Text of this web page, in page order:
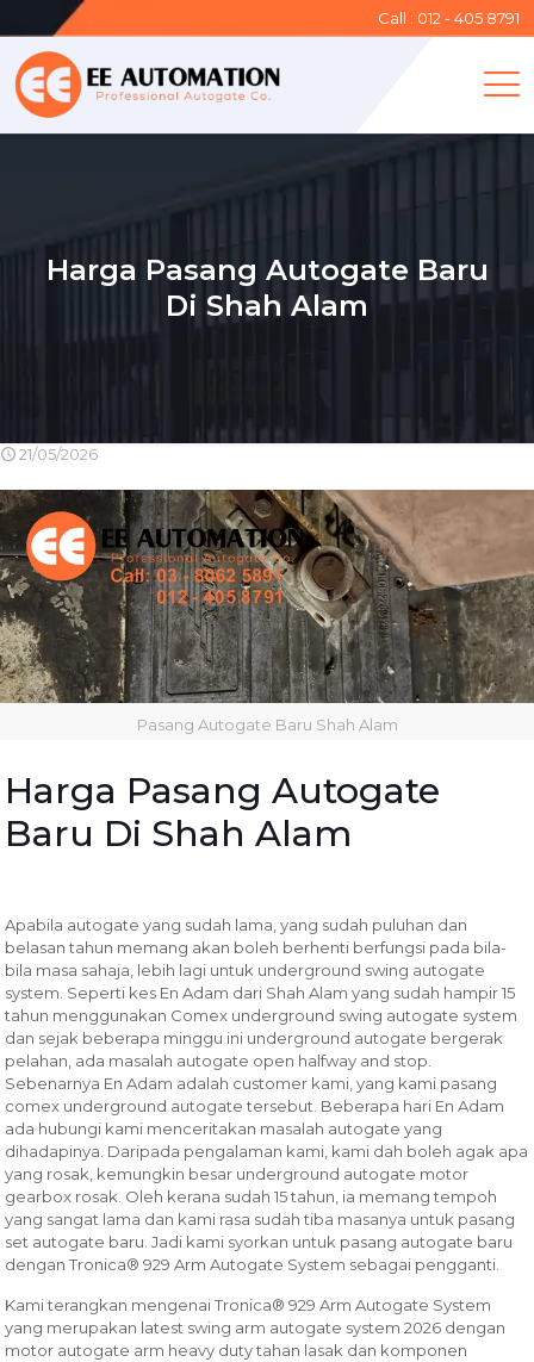
Call : 012 - 405 8791
Harga Pasang Autogate Baru
Di Shah Alam
21/05/2026
Pasang Autogate Baru Shah Alam
Harga Pasang Autogate
Baru Di Shah Alam
Apabila autogate yang sudah lama, yang sudah puluhan dan
belasan tahun memang akan boleh berhenti berfungsi pada bila-
bila masa sahaja, lebih lagi untuk underground swing autogate
system. Seperti kes En Adam dari Shah Alam yang sudah hampir 15
tahun menggunakan Comex underground swing autogate system
dan sejak beberapa minggu ini underground autogate bergerak
pelahan, ada masalah autogate open halfway and stop.
Sebenarnya En Adam adalah customer kami, yang kami pasang
comex underground autogate tersebut. Beberapa hari En Adam
ada hubungi kami menceritakan masalah autogate yang
dihadapinya. Daripada pengalaman kami, kami dah boleh agak apa
yang rosak, kemungkin besar underground autogate motor
gearbox rosak. Oleh kerana sudah 15 tahun, ia memang tempoh
yang sangat lama dan kami rasa sudah tiba masanya untuk pasang
set autogate baru. Jadi kami syorkan untuk pasang autogate baru
dengan Tronica® 929 Arm Autogate System sebagai pengganti.
Kami terangkan mengenai Tronica® 929 Arm Autogate System
yang merupakan latest swing arm autogate system 2026 dengan
motor autogate arm heavy duty tahan lasak dan komponen